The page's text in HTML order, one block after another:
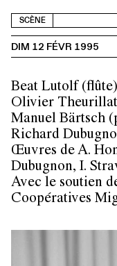
SCÈNE
DIM 12 FÉVR 1995
Beat Lutolf (flûte)
Olivier
Manuel Bärtsch
Richard
Œuvres de A.
Dubugnon, I.
Avec le soutien
Coopératives